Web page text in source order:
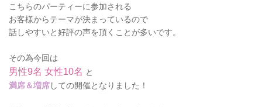
こちらのパーティーに参加される
お客様からテーマが決まっているので
話しやすいと好評の声を頂くことが多いです。
その為今回は
男性9名 女性10名 と
満席＆増席しての開催となりました！